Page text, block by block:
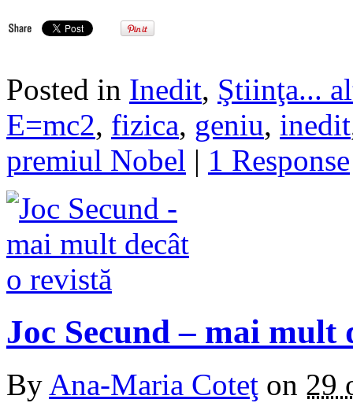
Posted in Inedit, Ştiinţa...
E=mc2, fizica, geniu, inedit
premiul Nobel | 1 Response
Joc Secund – mai mult
By Ana-Maria Coteţ on 29